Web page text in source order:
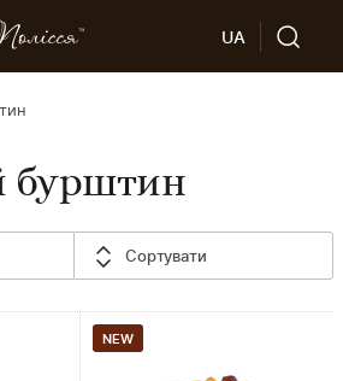
UA
бурштин
Сортувати
NEW